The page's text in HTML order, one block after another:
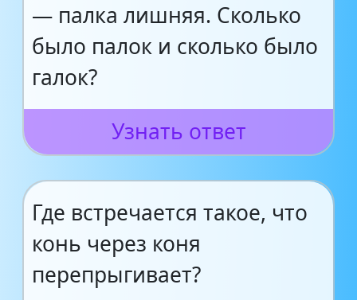
— палка лишняя. Сколько
было палок и сколько было
галок?
Узнать ответ
Где встречается такое, что
конь через коня
перепрыгивает?